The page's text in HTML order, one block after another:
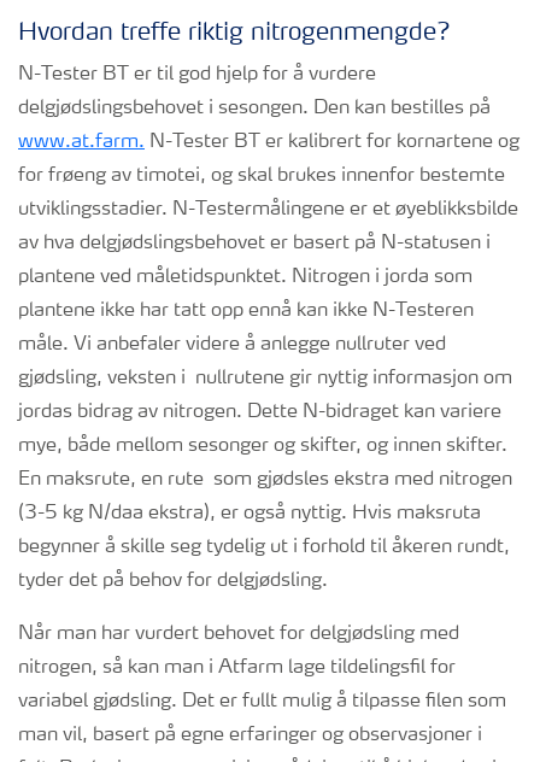
Hvordan treffe riktig nitrogenmengde?
N-Tester BT er til god hjelp for å vurdere
delgjødslingsbehovet i sesongen. Den kan bestilles på
www.at.farm. N-Tester BT er kalibrert for kornartene og
for frøeng av timotei, og skal brukes innenfor bestemte
utviklingsstadier. N-Testermålingene er et øyeblikksbilde
av hva delgjødslingsbehovet er basert på N-statusen i
plantene ved måletidspunktet. Nitrogen i jorda som
plantene ikke har tatt opp ennå kan ikke N-Testeren
måle. Vi anbefaler videre å anlegge nullruter ved
gjødsling, veksten i nullrutene gir nyttig informasjon om
jordas bidrag av nitrogen. Dette N-bidraget kan variere
mye, både mellom sesonger og skifter, og innen skifter.
En maksrute, en rute som gjødsles ekstra med nitrogen
(3-5 kg N/daa ekstra), er også nyttig. Hvis maksruta
begynner å skille seg tydelig ut i forhold til åkeren rundt,
tyder det på behov for delgjødsling.
Når man har vurdert behovet for delgjødsling med
nitrogen, så kan man i Atfarm lage tildelingsfil for
variabel gjødsling. Det er fullt mulig å tilpasse filen som
man vil, basert på egne erfaringer og observasjoner i